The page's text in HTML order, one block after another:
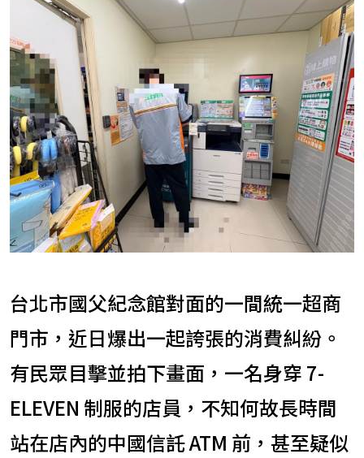
台北市國父紀念館對面的一間統一超商
門市，近日爆出一起誇張的消費糾紛。
有民眾目擊並拍下畫面，一名身穿 7-
ELEVEN 制服的店員，不知何故長時間
站在店內的中國信託 ATM 前，甚至疑似